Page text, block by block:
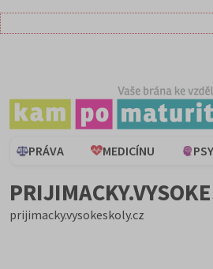
PRÁVA MEDICÍNU
prijimacky.vysokeskoly.cz